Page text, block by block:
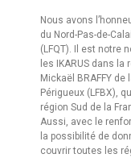
Nous avons
du Nord-Pas-de-
(LFQT). Il est notre
les IKARUS dans
Mickaël BRAFFY
Périgueux (LFBX),
région Sud de la
Aussi, avec le
la possibilité de
couvrir toutes les